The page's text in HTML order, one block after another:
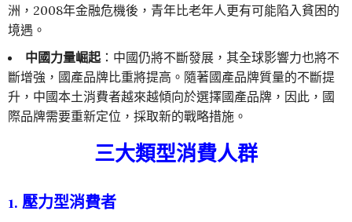
洲，2008年金融危機後，青年比老年人更有可能陷入貧困的
境遇。
中國力量崛起：中國仍將不斷發展，其全球影響力也將不
斷增強，國產品牌比重將提高。隨著國產品牌質量的不斷提
升，中國本土消費者越來越傾向於選擇國產品牌，因此，國
際品牌需要重新定位，採取新的戰略措施。
三大類型消費人群
1. 壓力型消費者